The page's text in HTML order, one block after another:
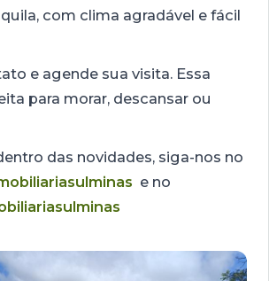
com clima agradável e fácil
e agende sua visita. Essa
para morar, descansar ou
das novidades, siga-nos no
e no